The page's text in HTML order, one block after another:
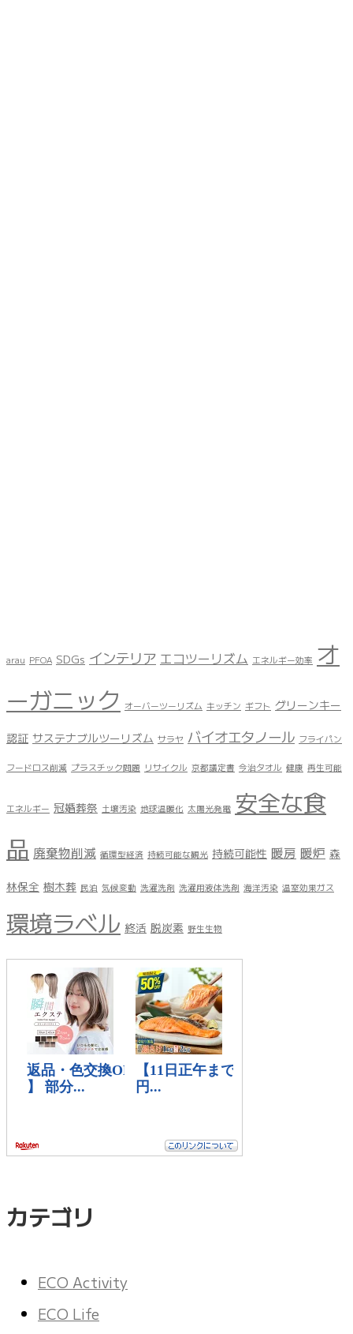
arau PFOA SDGs インテリア エコツーリズム エネルギー効率 オ
ーガニック オーバーツーリズム キッチン ギフト グリーンキー
認証 サステナブルツーリズム サラヤ バイオエタノール フライパン
フードロス削減 プラスチック問題 リサイクル 京都議定書 今治タオル 健康 再生可能
エネルギー 冠婚葬祭 土壌汚染 地球温暖化 太陽光発電 安全な食
品 廃棄物削減 循環型経済 持続可能な観光 持続可能性 暖房 暖炉 森
林保全 樹木葬 民泊 気候変動 洗濯洗剤 洗濯用液体洗剤 海洋汚染 温室効果ガス
環境ラベル 終活 脱炭素 野生生物
カテゴリ
ECO Activity
ECO Life